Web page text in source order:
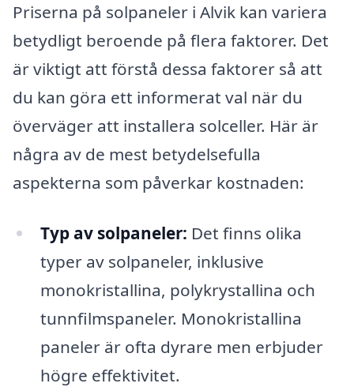
Priserna på solpaneler i Alvik kan variera
betydligt beroende på flera faktorer. Det
är viktigt att förstå dessa faktorer så att
du kan göra ett informerat val när du
överväger att installera solceller. Här är
några av de mest betydelsefulla
aspekterna som påverkar kostnaden:
Typ av solpaneler: Det finns olika
typer av solpaneler, inklusive
monokristallina, polykrystallina och
tunnfilmspaneler. Monokristallina
paneler är ofta dyrare men erbjuder
högre effektivitet.